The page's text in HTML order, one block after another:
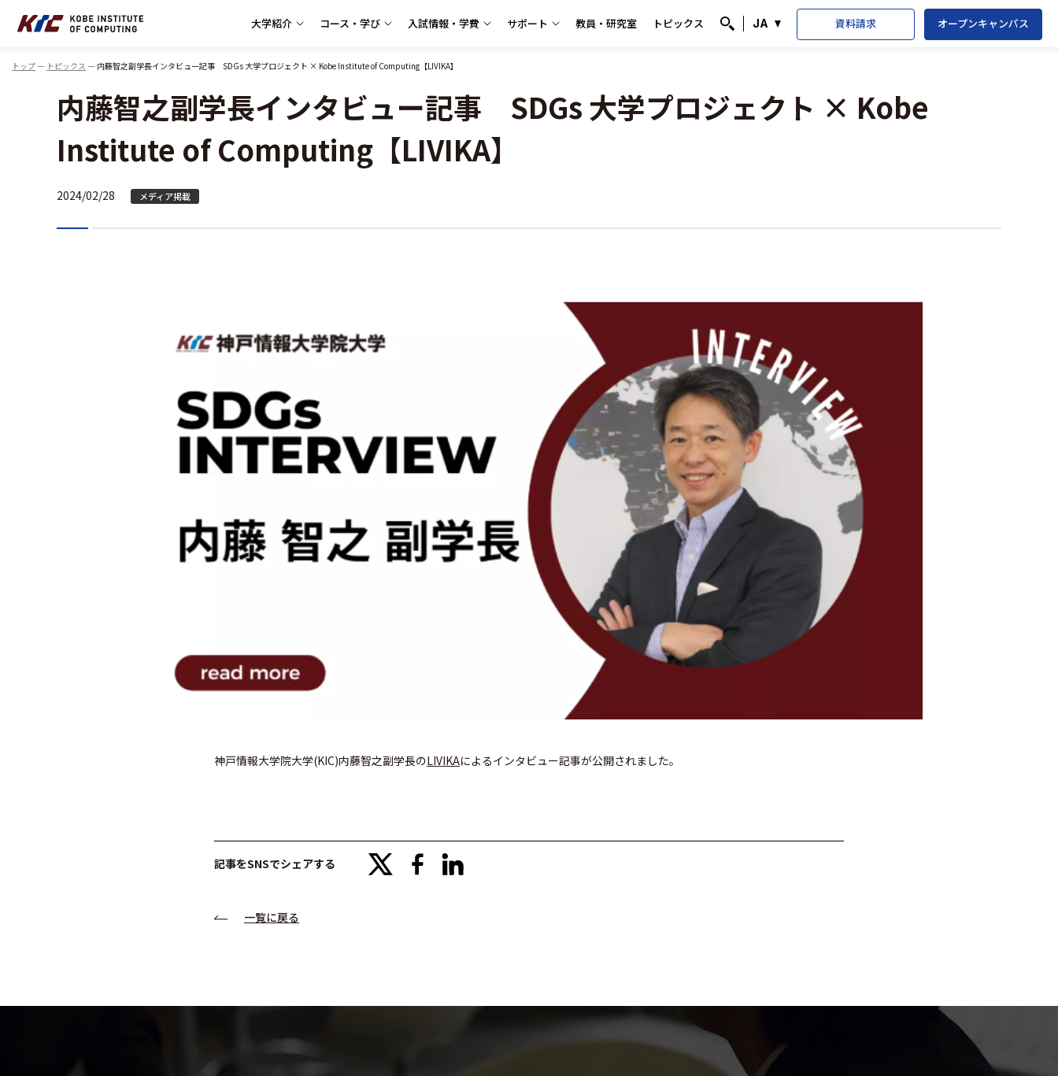
大学紹介 コース・学び 入試情報・学費 サポート 教員・研究室 トピックス 検索
JA 資料請求 オープンキャンパス
トップ トピックス 内藤智之副学長インタビュー記事 SDGs 大学プロジェクト × Kobe Institute of Computing【LIVIKA】
内藤智之副学長インタビュー記事 SDGs 大学プロジェクト × Kobe
Institute of Computing【LIVIKA】
2024/02/28 メディア掲載
神戸情報大学院大学(KIC)内藤智之副学長のLIVIKAによるインタビュー記事が公開されました。
記事をSNSでシェアする facebook
一覧に戻る